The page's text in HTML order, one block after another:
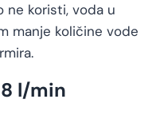
ne koristi, voda u
manje količine vode
l/min